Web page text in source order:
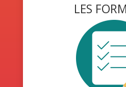
LES